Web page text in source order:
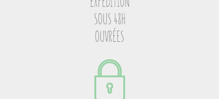
SOUS 48H
OUVRÉES